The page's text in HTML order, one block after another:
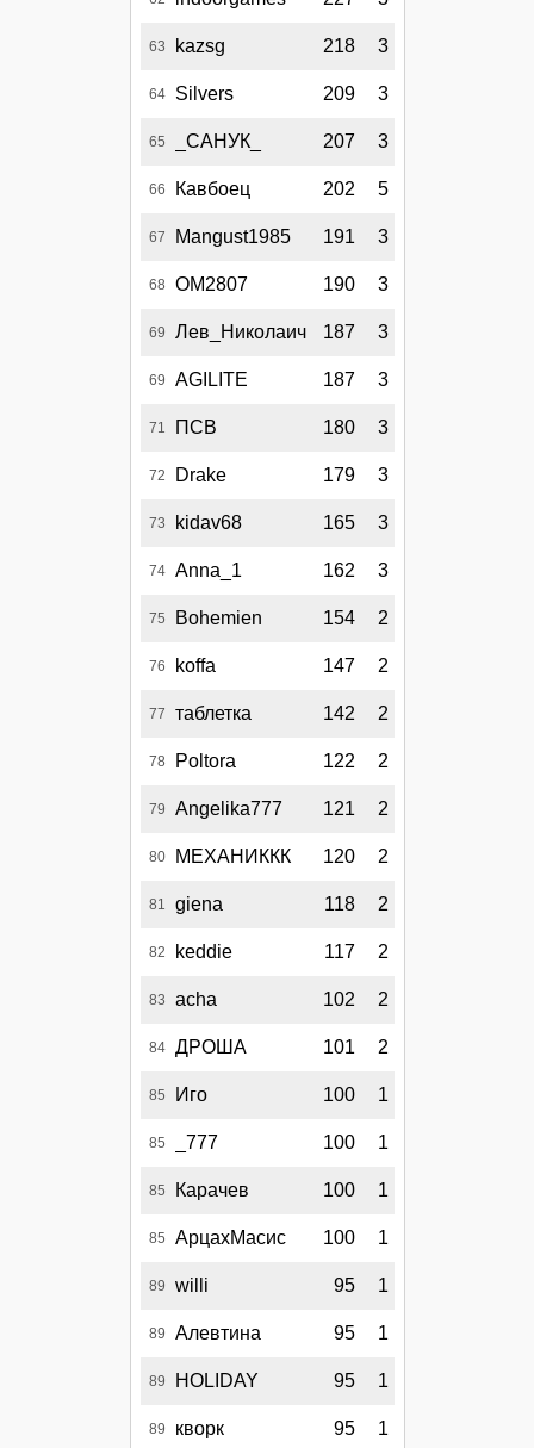
63 kazsg 218 3
64 Silvers 209 3
65 _САНУК_ 207 3
66 Кавбоец 202 5
67 Mangust1985 191 3
68 OM2807 190 3
69 Лев_Николаич 187 3
69 AGILITE 187 3
71 ПСВ 180 3
72 Drake 179 3
73 kidav68 165 3
74 Anna_1 162 3
75 Bohemien 154 2
76 koffa 147 2
77 таблетка 142 2
78 Poltora 122 2
79 Angelika777 121 2
80 МЕХАНИККК 120 2
81 giena 118 2
82 keddie 117 2
83 acha 102 2
84 ДРОША 101 2
85 Иго 100 1
85 _777 100 1
85 Карачев 100 1
85 АрцахМасис 100 1
89 willi 95 1
89 Алевтина 95 1
89 HOLIDAY 95 1
89 кворк 95 1